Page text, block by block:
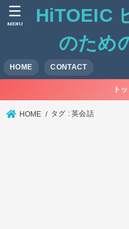
HiTOEIC
のため
HOME CONTACT
MENU
ト
HOME タグ : 英会話